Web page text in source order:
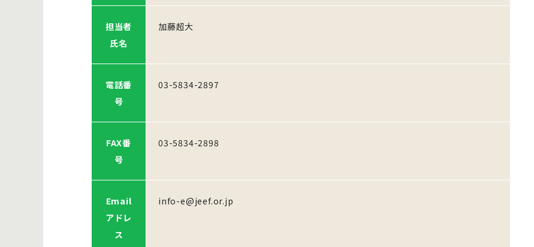
担当者
氏名
加藤超大
電話番
号
03-5834-2897
FAX番
号
03-5834-2898
Email
アドレ
ス
info-e@jeef.or.jp